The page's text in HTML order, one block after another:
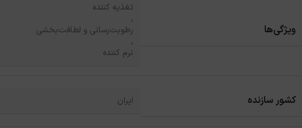
ویژگی‌ها
تغذیه کننده
,
رطوبت‌رسانی و لطافت‌بخشی
,
نرم کننده
کشور سازنده ایران